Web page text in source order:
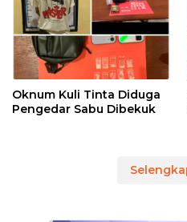
Oknum Kuli Tinta Diduga
Pengedar Sabu Dibekuk